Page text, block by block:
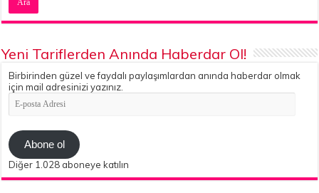
Yeni Tariflerden Anında Haberdar Ol!
Birbirinden güzel ve faydalı paylaşımlardan anında haberdar olmak
için mail adresinizi yazınız.
E-
posta
Abone ol
Diğer 1.028 aboneye katılın